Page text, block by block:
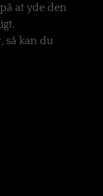
at yde den
så kan du